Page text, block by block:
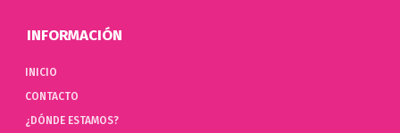
INFORMACIÓN
INICIO
CONTACTO
¿DÓNDE ESTAMOS?